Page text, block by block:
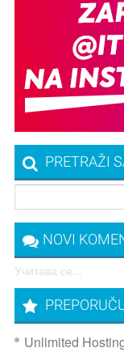
PRETRAŽI
NOVI
Учитава се...
Unlimited